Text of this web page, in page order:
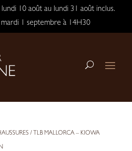
10 août au lundi 31 août inclus.
1 septembre à 14H30
/ TLB MALLORCA – KIOWA